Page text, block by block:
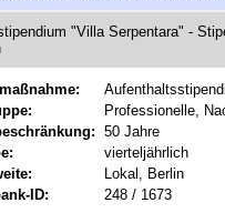
"Villa Serpentara" -
Professionelle,
50 Jahre
vierteljährlich
Lokal, Berlin
ID:
248 / 1673